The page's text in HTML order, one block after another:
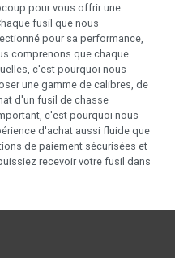
pour vous offrir une
fusil que nous
pour sa performance,
comprenons que chaque
c'est pourquoi nous
une gamme de calibres, de
d'un fusil de chasse
c'est pourquoi nous
d'achat aussi fluide que
de paiement sécurisées et
recevoir votre fusil dans